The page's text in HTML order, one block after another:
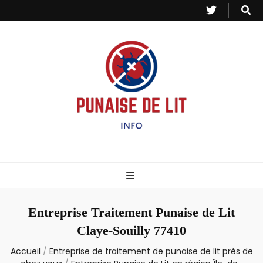
– Info
Entreprise Traitement Punaise de Lit
Claye-Souilly 77410
Accueil / Entreprise de traitement de punaise de lit près de